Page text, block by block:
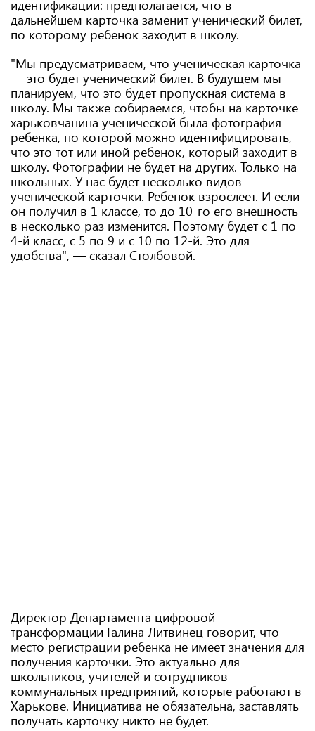
идентификации: предполагается, что в
дальнейшем карточка заменит ученический билет,
по которому ребенок заходит в школу.
"Мы предусматриваем, что ученическая карточка
— это будет ученический билет. В будущем мы
планируем, что это будет пропускная система в
школу. Мы также собираемся, чтобы на карточке
харьковчанина ученической была фотография
ребенка, по которой можно идентифицировать,
что это тот или иной ребенок, который заходит в
школу. Фотографии не будет на других. Только на
школьных. У нас будет несколько видов
ученической карточки. Ребенок взрослеет. И если
он получил в 1 классе, то до 10-го его внешность
в несколько раз изменится. Поэтому будет с 1 по
4-й класс, с 5 по 9 и с 10 по 12-й. Это для
удобства", — сказал Столбовой.
Директор Департамента цифровой
трансформации Галина Литвинец говорит, что
место регистрации ребенка не имеет значения для
получения карточки. Это актуально для
школьников, учителей и сотрудников
коммунальных предприятий, которые работают в
Харькове. Инициатива не обязательна, заставлять
получать карточку никто не будет.